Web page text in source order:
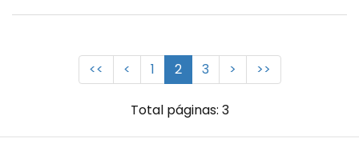
<< < 1 2 3 > >>
Total páginas: 3